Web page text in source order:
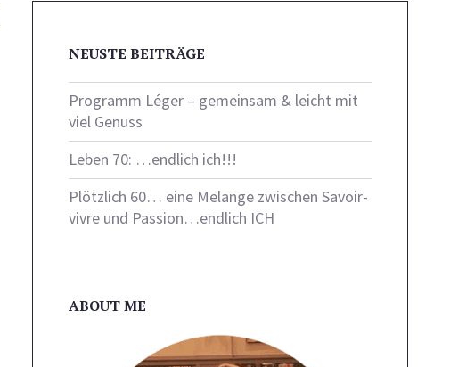
NEUSTE BEITRÄGE
Programm Léger – gemeinsam & leicht mit
viel Genuss
Leben 70: …endlich ich!!!
Plötzlich 60… eine Melange zwischen Savoir-
vivre und Passion…endlich ICH
ABOUT ME